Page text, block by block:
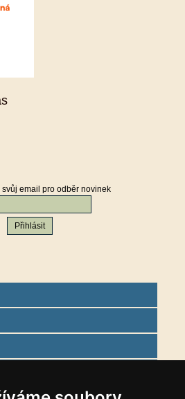
svůj email pro odběr novinek